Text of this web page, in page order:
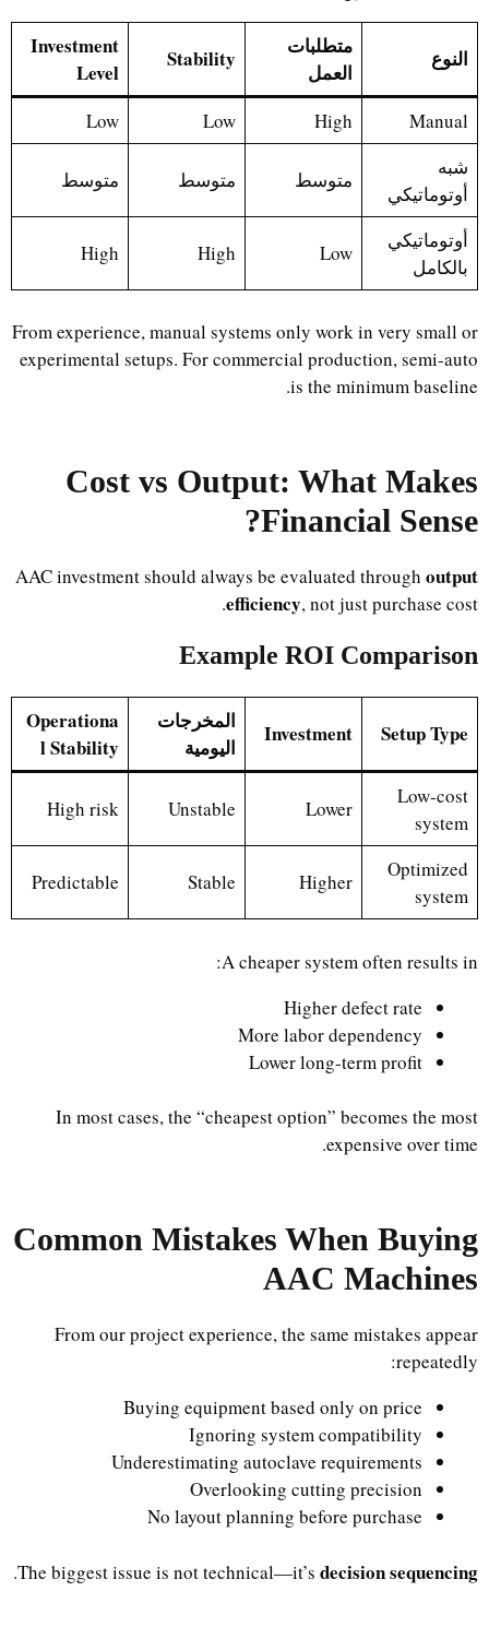
النوع
متطلبات
العمل
Stability
Investment
Level
Manual
High
Low
Low
شبه
أوتوماتيكي
متوسط متوسط متوسط
أوتوماتيكي
بالكامل
Low
High
High
From experience, manual systems only work in very small or
experimental setups. For commercial production, semi-auto
is the minimum baseline.
Cost vs Output: What Makes
Financial Sense?
AAC investment should always be evaluated throughoutput
efficiency, not just purchase cost.
Example ROI Comparison
Setup Type
Investment
المخرجات
اليومية
Operationa
l Stability
Low-cost
system
Lower
Unstable
High risk
Optimized
system
Higher
Stable
Predictable
A cheaper system often results in:
Higher defect rate
More labor dependency
Lower long-term profit
In most cases, the “cheapest option” becomes the most
expensive over time.
Common Mistakes When Buying
AAC Machines
From our project experience, the same mistakes appear
repeatedly:
Buying equipment based only on price
Ignoring system compatibility
Underestimating autoclave requirements
Overlooking cutting precision
No layout planning before purchase
The biggest issue is not technical—it’sdecision sequencing
.